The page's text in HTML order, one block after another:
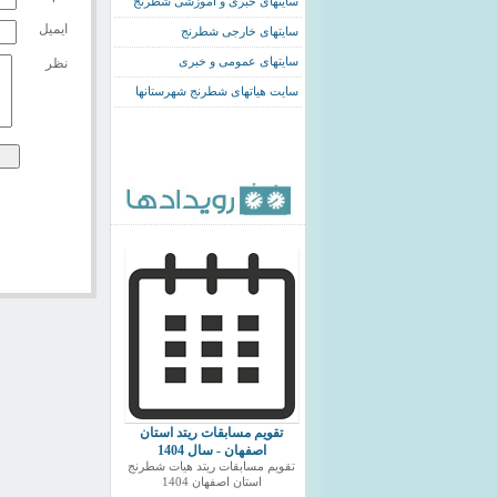
سایتهای خارجی شطرنج
سایتهای عمومی و خبری
سایت هیاتهای شطرنج شهرستانها
تقویم مسابقات ریتد استان
اصفهان - سال 1404
تقویم مسابقات ریتد هیات شطرنج
استان اصفهان 1404
ایمیل
نظر